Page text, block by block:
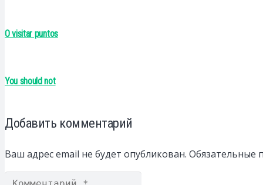
O visitar puntos
You should not
Добавить комментарий
Ваш адрес email не будет опубликован. Обязательные